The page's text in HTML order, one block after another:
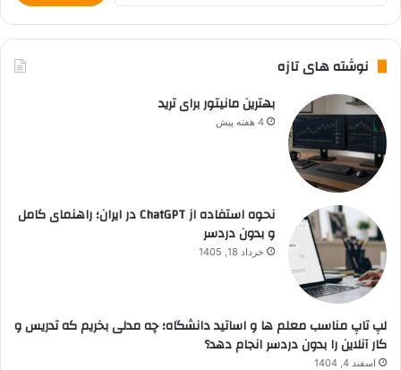
نوشته های تازه
بهترین مانیتور برای ترید
4 هفته پیش
نحوه استفاده از ChatGPT در ایران؛ راهنمای کامل
و بدون دردسر
خرداد 18, 1405
لپ تاپ مناسب معلم ها و اساتید دانشگاه؛ چه مدلی بخریم که تدریس و
کار آنلاین را بدون دردسر انجام دهد؟
اسفند 4, 1404